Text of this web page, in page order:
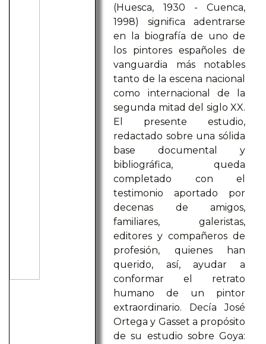
(Huesca, 1930 - Cuenca,
1998) significa adentrarse
en la biografía de uno de
los pintores españoles de
vanguardia más notables
tanto de la escena nacional
como internacional de la
segunda mitad del siglo XX.
El presente estudio,
redactado sobre una sólida
base documental y
bibliográfica, queda
completado con el
testimonio aportado por
decenas de amigos,
familiares, galeristas,
editores y compañeros de
profesión, quienes han
querido, así, ayudar a
conformar el retrato
humano de un pintor
extraordinario. Decía José
Ortega y Gasset a propósito
de su estudio sobre Goya: